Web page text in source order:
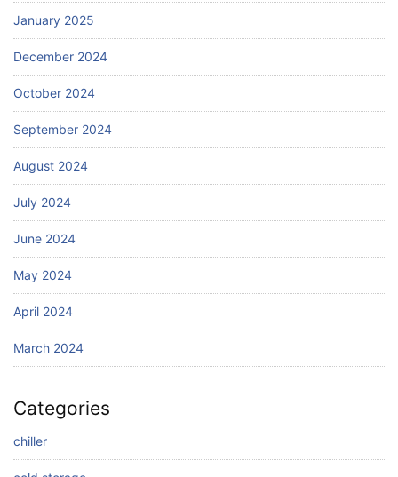
January 2025
December 2024
October 2024
September 2024
August 2024
July 2024
June 2024
May 2024
April 2024
March 2024
Categories
chiller